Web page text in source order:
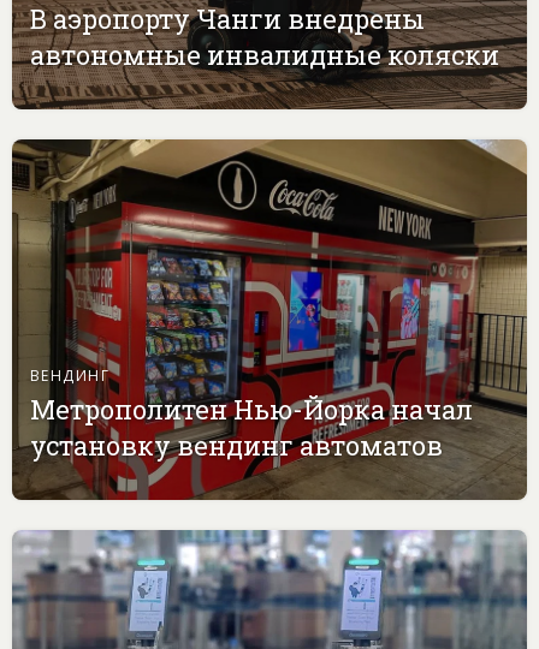
В аэропорту Чанги внедрены
автономные инвалидные коляски
ВЕНДИНГ
Метрополитен Нью-Йорка начал
установку вендинг автоматов